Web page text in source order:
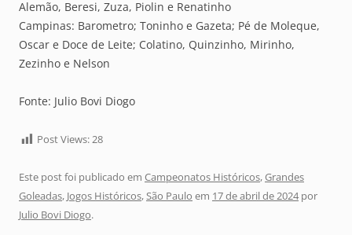
Alemão, Beresi, Zuza, Piolin e Renatinho
Campinas: Barometro; Toninho e Gazeta; Pé de Moleque,
Oscar e Doce de Leite; Colatino, Quinzinho, Mirinho,
Zezinho e Nelson
Fonte: Julio Bovi Diogo
Post Views:28
Este post foi publicado em Campeonatos Históricos,Grandes
Goleadas, Jogos Históricos,São Paulo em 17 de abril de 2024por
Julio Bovi Diogo.